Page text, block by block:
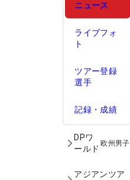
ニュース
ライブフォ
ト
ツアー登録
選手
記録・成績
DPワ
ールド
欧州男子
アジアンツア